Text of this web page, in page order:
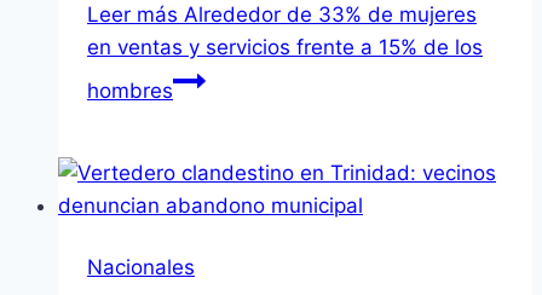
Leer más Alrededor de 33% de mujeres
en ventas y servicios frente a 15% de los
hombres
Nacionales